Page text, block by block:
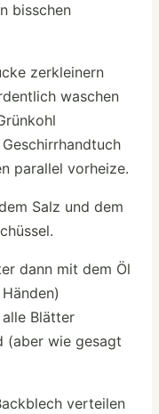
bisschen
zerkleinern
waschen
parallel vorheize.
Salz und dem
dann mit dem Öl
Blätter
(aber wie gesagt
verteilen